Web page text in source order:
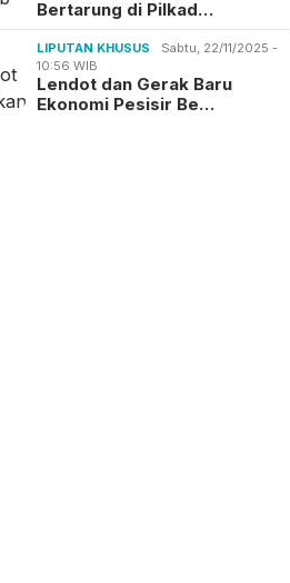
Bertarung di Pilkad…
LIPUTAN KHUSUS
Sabtu, 22/11/2025 -
10:56 WIB
Lendot dan Gerak Baru
Ekonomi Pesisir Be…